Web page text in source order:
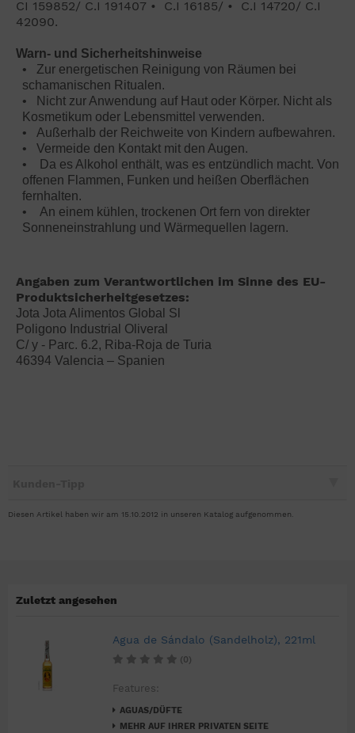
CI 159852/ C.I 191407 • C.I 16185/ • C.I 14720/ C.I
42090.
Warn- und Sicherheitshinweise
• Zur energetischen Reinigung von Räumen bei
schamanischen Ritualen.
• Nicht zur Anwendung auf Haut oder Körper. Nicht als
Kosmetikum oder Lebensmittel verwenden.
• Außerhalb der Reichweite von Kindern aufbewahren.
• Vermeide den Kontakt mit den Augen.
• Da es Alkohol enthält, was es entzündlich macht. Von
offenen Flammen, Funken und heißen Oberflächen
fernhalten.
• An einem kühlen, trockenen Ort fern von direkter
Sonneneinstrahlung und Wärmequellen lagern.
Angaben zum Verantwortlichen im Sinne des EU-
Produktsicherheitgesetzes:
Jota Jota Alimentos Global Sl
Poligono Industrial Oliveral
C/ y - Parc. 6.2, Riba-Roja de Turia
46394 Valencia – Spanien
Diesen Artikel haben wir am 15.10.2012 in unseren Katalog aufgenommen.
Zuletzt angesehen
Agua de Sándalo (Sandelholz), 221ml
(0)
Features:
AGUAS/DÜFTE
MEHR AUF IHRER PRIVATEN SEITE